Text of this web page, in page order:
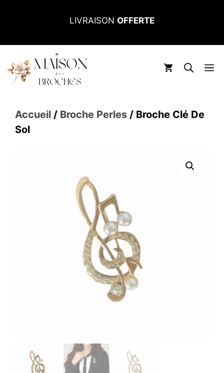
LIVRAISON OFFERTE
Accueil / Broche Perles / Broche Clé De
Sol